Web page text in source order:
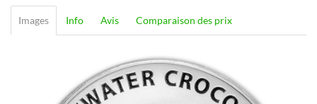
Images Info Avis Comparaison des prix